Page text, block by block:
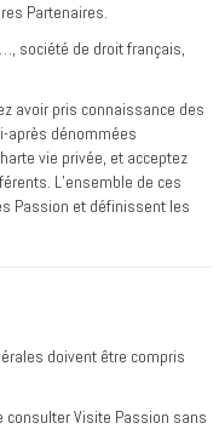
Partenaires.
société de droit français,
avoir pris connaissance des
après dénommées
vie privée, et acceptez
L’ensemble de ces
Passion et définissent les
doivent être compris
consulter Visite Passion sans